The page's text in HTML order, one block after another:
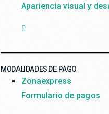
Apariencia visual y
MODALIDADES DE PAGO
Zonaexpress
Formulario de pagos